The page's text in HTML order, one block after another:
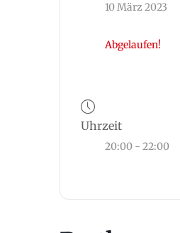
10 März 2023
Abgelaufen!
Uhrzeit
20:00 - 22:00